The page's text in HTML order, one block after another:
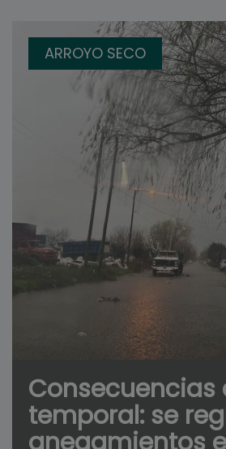
ARROYO SECO
Consecuencias
temporal: se